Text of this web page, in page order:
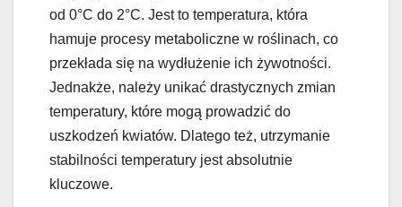
od 0°C do 2°C. Jest to temperatura, która
hamuje procesy metaboliczne w roślinach, co
przekłada się na wydłużenie ich żywotności.
Jednakże, należy unikać drastycznych zmian
temperatury, które mogą prowadzić do
uszkodzeń kwiatów. Dlatego też, utrzymanie
stabilności temperatury jest absolutnie
kluczowe.